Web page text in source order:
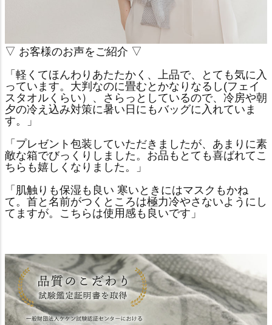
▽ お客様のお声をご紹介 ▽
「軽くてほんわりあたたかく、上品で、とても気に入
っています。大判なのに畳むとかなりなるし(フェイ
スタオルくらい）、さらっとしているので、冷房や朝
夕の冷え込み対策に暑い日にもバッグに入れていま
す。」
「プレゼント包装していただきましたが、あまりに素
敵な箱でびっくりしました。お品もとても喜ばれてこ
ちらも嬉しくなりました。」
「肌触りも保湿も良い 寒いときにはマスクもかね
て。首と名前がつくところは極力冷やさないようにし
てますが。こちらは使用感も良いです」